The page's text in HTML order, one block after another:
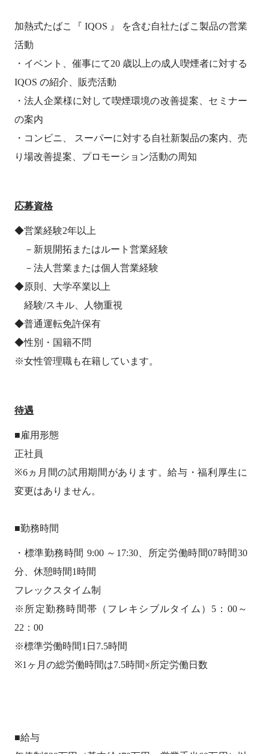
加熱式たばこ『 IQOS 』 を含む自社たばこ製品の営業
活動
・イベント、催事にて20 歳以上の成人喫煙者に対する
IQOS の紹介、販売活動
・法人企業様に対して喫煙環境の改善提案、セミナー
の案内
・コンビニ、 スーパーに対する自社新製品の案内、売
り場改善提案、プロモーション活動の周知
応募資格
◆営業経験2年以上
－新規開拓またはルート営業経験
－法人営業または個人営業経験
◆原則、大学卒業以上
経験/スキル、人物重視
◆普通運転免許保有
◆性別・国籍不問
※女性管理職も在籍しています。
待遇
■雇用形態
正社員
※6ヵ月間の試用期間があります。給与・福利厚生に
変更はありません。
■勤務時間
・標準勤務時間 9:00 ～17:30、所定労働時間07時間30
分、休憩時間1時間
フレックスタイム制
※所定勤務時間帯（フレキシブルタイム）5：00～
22：00
※標準労働時間1日7.5時間
※1ヶ月の総労働時間は7.5時間×所定労働日数
■給与